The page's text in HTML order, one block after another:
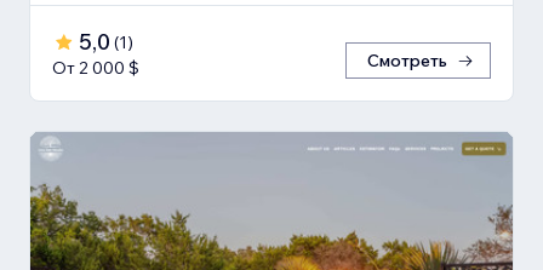
5,0 (1)
От 2 000 $
Смотреть